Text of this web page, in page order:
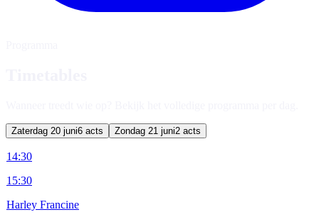
Zaterdag 20 juni6 acts Zondag 21 juni2 acts
14:30
15:30
Harley Francine